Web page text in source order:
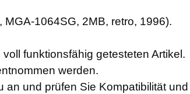
1064SG, 2MB, retro, 1996).
funktionsfähig getesteten Artikel.
werden.
und prüfen Sie Kompatibilität